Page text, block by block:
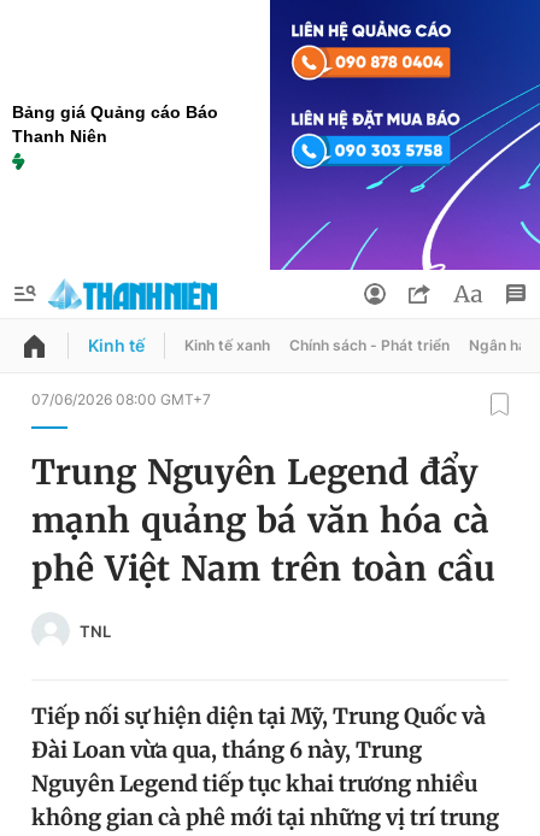
Bảng giá Quảng cáo Báo
Thanh Niên
QUẢNG CÁO
Chuyên mục
Chuyên mục khác
Chào ngày mới
Tin thị trường
Video Magazine
Đổi mật khẩu
Tin đã lưu
Tin đã xem
Kinh tế Kinh tế xanh Chính sách - Phát triển Ngân
07/06/2026 08:00 GMT+7
Trung Nguyên Legend đẩy
mạnh quảng bá văn hóa cà
phê Việt Nam trên toàn cầu
TNL
Tiếp nối sự hiện diện tại Mỹ, Trung Quốc và
Đài Loan vừa qua, tháng 6 này, Trung
Nguyên Legend tiếp tục khai trương nhiều
không gian cà phê mới tại những vị trí trung